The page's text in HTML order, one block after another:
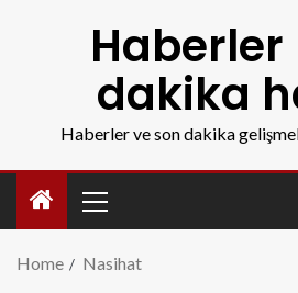
Haberler
dakika
Haberler ve son dakika
Home Nasihat